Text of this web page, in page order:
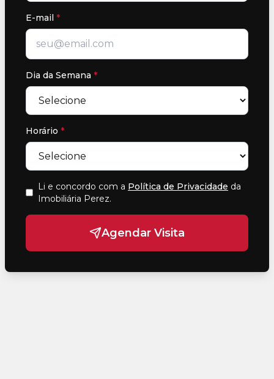
E-mail *
Dia da Semana *
Horário *
Li e concordo com a Política de Privacidade da
Imobiliária Perez.
Agendar Visita